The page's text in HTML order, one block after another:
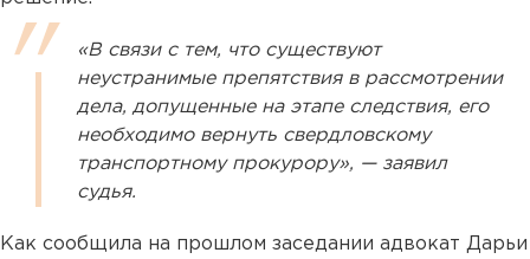
«В связи с тем, что существуют
неустранимые препятствия в рассмотрении
дела, допущенные на этапе следствия, его
необходимо вернуть свердловскому
транспортному прокурору», — заявил
судья.
Как сообщила на прошлом заседании адвокат Дарьи